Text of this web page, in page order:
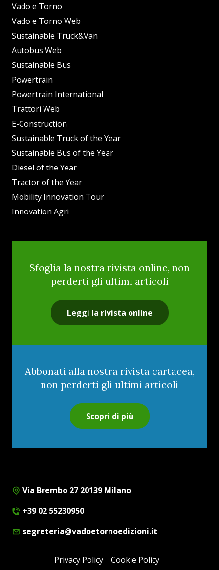
Vado e Torno
Vado e Torno Web
Sustainable Truck&Van
Autobus Web
Sustainable Bus
Powertrain
Powertrain International
Trattori Web
E-Construction
Sustainable Truck of the Year
Sustainable Bus of the Year
Diesel of the Year
Tractor of the Year
Mobility Innovation Tour
Innovation Agri
Sfoglia la nostra rivista online, non
perderti gli ultimi articoli
Leggi la rivista online
Abbonati alla nostra rivista cartacea,
non perderti gli ultimi articoli
Scopri di più
Via Brembo 27 20139 Milano
+39 02 55230950
segreteria@vadoetornoedizioni.it
Privacy Policy
Cookie Policy